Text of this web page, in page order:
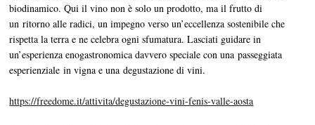
biodinamico. Qui il vino non è solo un prodotto, ma il frutto di
un ritorno alle radici, un impegno verso un’eccellenza sostenibile che
rispetta la terra e ne celebra ogni sfumatura. Lasciati guidare in
un’esperienza enogastronomica davvero speciale con una passeggiata
esperienziale in vigna e una degustazione di vini.
https://freedome.it/attivita/degustazione-vini-fenis-valle-aosta